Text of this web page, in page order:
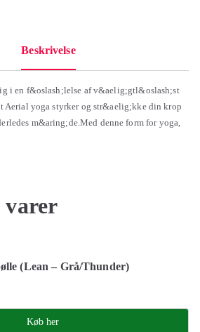
Beskrivelse
i en f&oslash;lelse af v&aelig;gtl&oslash;st
Aerial yoga styrker og str&aelig;kke din krop
m&aring;de.Med denne form for yoga,
varer
(Lean – Grå/Thunder)
Køb her